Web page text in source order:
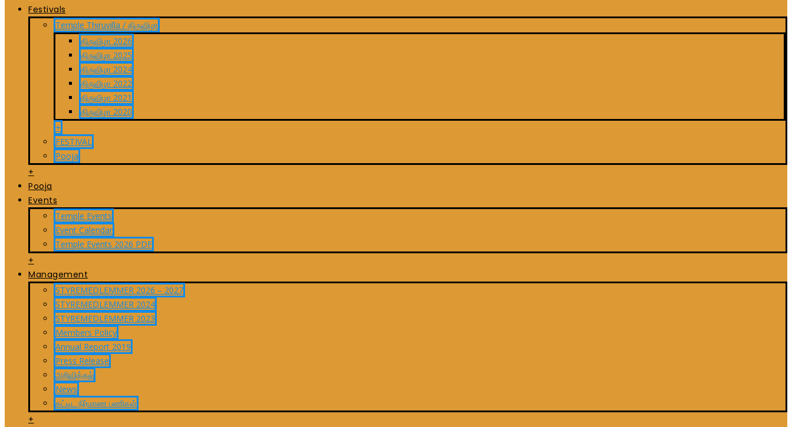
Festivals
Temple Thiruvilla / திருவிழா
திருவிழா 2026
திருவிழா 2025
திருவிழா 2024
திருவிழா 2022
திருவிழா 2021
திருவிழா 2020
+
FESTIVAL
Pooja
+
Pooja
Events
Temple Events
Event Calendar
Temple Events 2026 PDF
+
Management
STYREMEDLEMMER 2026 – 2027
STYREMEDLEMMER 2024
STYREMEDLEMMER 2023
Members Policy
Annual Report 2019
Press Release
அறிவித்தல்
News
கட்டிட நிர்மாண பணிகள்
+